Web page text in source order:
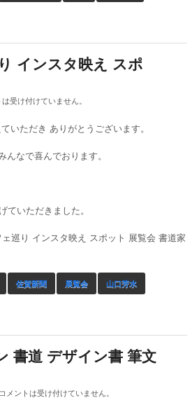
インスタ映え スポ
受け付けていません。
いただき ありがとうございます。
なで喜んでおります。
いただきました。
巡り インスタ映え スポット 展覧会 書道家
佐賀新聞 展覧会 山口芳水
書道 デザイン書 筆文
コメントは受け付けていません。